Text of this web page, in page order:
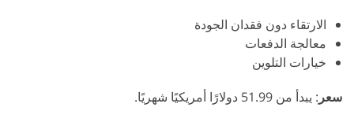
الارتقاء دون فقدان الجودة
معالجة الدفعات
خيارات التلوين
سعر : يبدأ من 51.99 دولارًا أمريكيًا شهريًا.